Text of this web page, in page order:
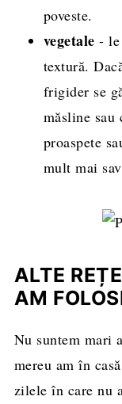
poveste.
vegetale-
textură.
frigider se
măsline sau
proaspete
mult mai
ALTE
AM
Nu suntem mari
mereu am în
zilele în care nu